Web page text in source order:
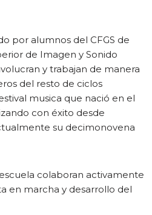
por alumnos del CFGS de
de Imagen y Sonido
y trabajan de manera
del resto de ciclos
musica que nació en el
con éxito desde
su decimonovena
colaboran activamente
en marcha y desarrollo del